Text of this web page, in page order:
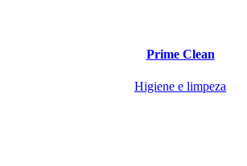
Prime Clean
Higiene e limpeza